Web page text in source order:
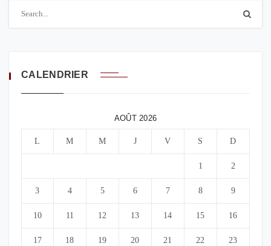
CALENDRIER
AOÛT 2026
L M M J V S D
1 2
3 4 5 6 7 8 9
10 11 12 13 14 15 16
17 18 19 20 21 22 23